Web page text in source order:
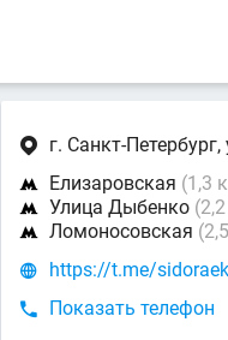
 г. Санкт-
 Елизаровская (1,3
 Улица Дыбенко
 Ломоносовская
 https://t.me/

Показать телефон